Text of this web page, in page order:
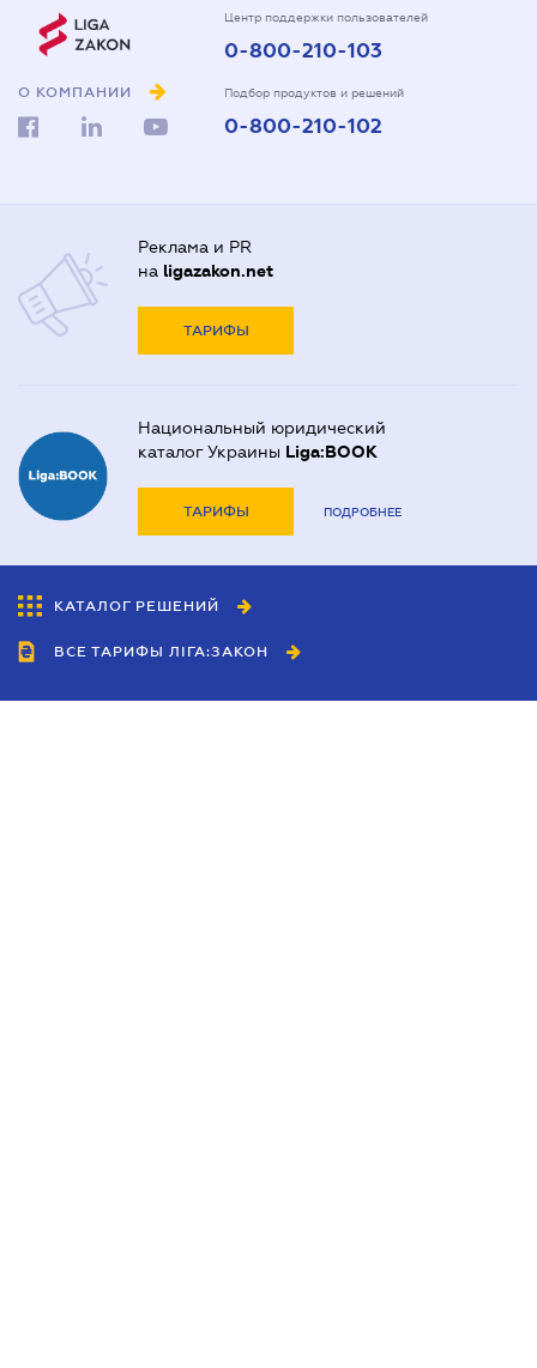
О КОМПАНИИ
Центр поддержки пользователей
0-800-210-103
Подбор продуктов и решений
0-800-210-102
Реклама и PR
на ligazakon.net
ТАРИФЫ
Национальный юридический
каталог Украины Liga:BOOK
ТАРИФЫ ПОДРОБНЕЕ
КАТАЛОГ РЕШЕНИЙ
ВСЕ ТАРИФЫ ЛІГА:ЗАКОН